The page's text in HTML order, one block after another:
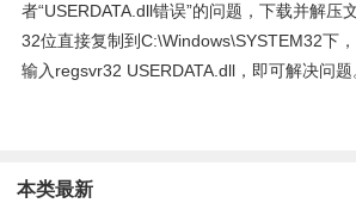
者“USERDATA.dll错误”的问题，下载并解压
32位直接复制到C:\Windows\SYSTEM32下
输入regsvr32 USERDATA.dll，即可解决问题
64位复制文件到c:\Windows\SysWOW64，
本类最新